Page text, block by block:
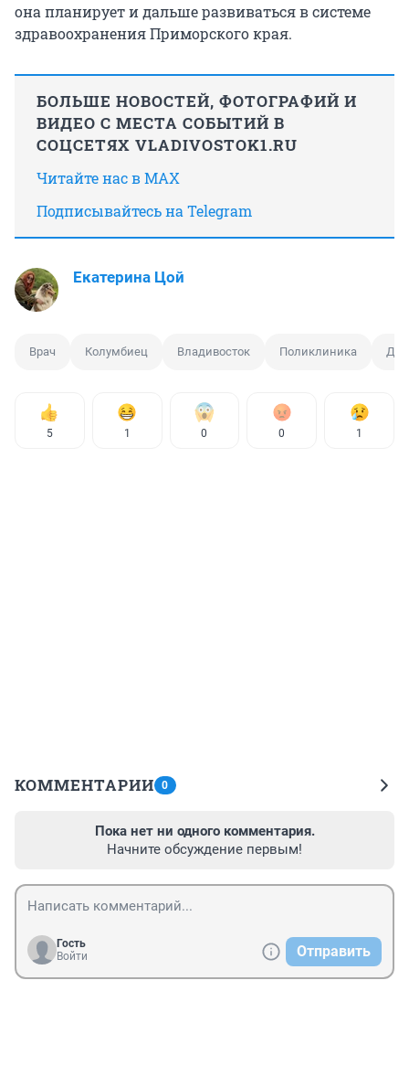
она планирует и дальше развиваться в системе
здравоохранения Приморского края.
БОЛЬШЕ НОВОСТЕЙ, ФОТОГРАФИЙ И
ВИДЕО С МЕСТА СОБЫТИЙ В
СОЦСЕТЯХ VLADIVOSTOK1.RU
Читайте нас в MAX
Подписывайтесь на Telegram
Екатерина Цой
Врач Колумбиец Владивосток Поликлиника
5 1 0 0 1
КОММЕНТАРИИ 0
Пока нет ни одного комментария.
Начните обсуждение первым!
Гость
Войти
Отправить